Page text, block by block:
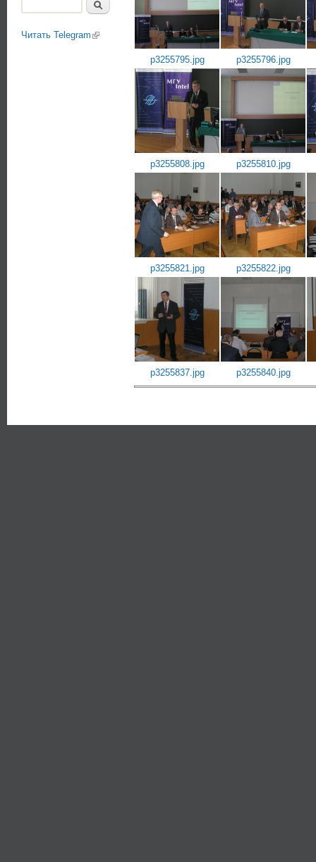
p3255795.jpg p3255796.jpg
p3255808.jpg p3255810.jpg
p3255821.jpg p3255822.jpg
p3255837.jpg p3255840.jpg
Читать Telegram (link is external)